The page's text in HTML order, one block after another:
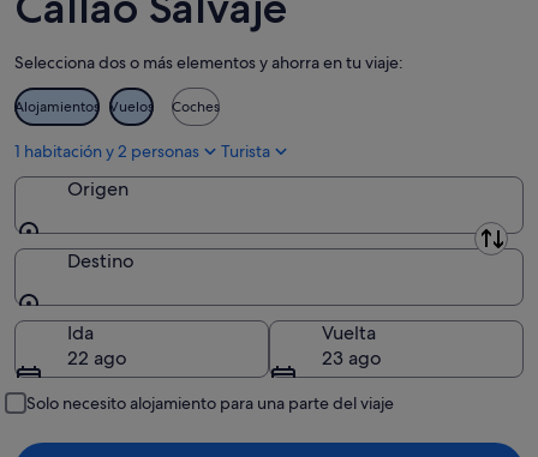
ago
10
ago
de
14
ago
-
16
Selecciona dos o más elementos y ahorra en tu viaje:
Alojamientos Vuelos Coches
1 habitación y 2 personas Turista
Origen
Origen
Destino
Destino
Ida
22 ago
Vuelta
23 ago
Solo necesito alojamiento para una parte del viaje